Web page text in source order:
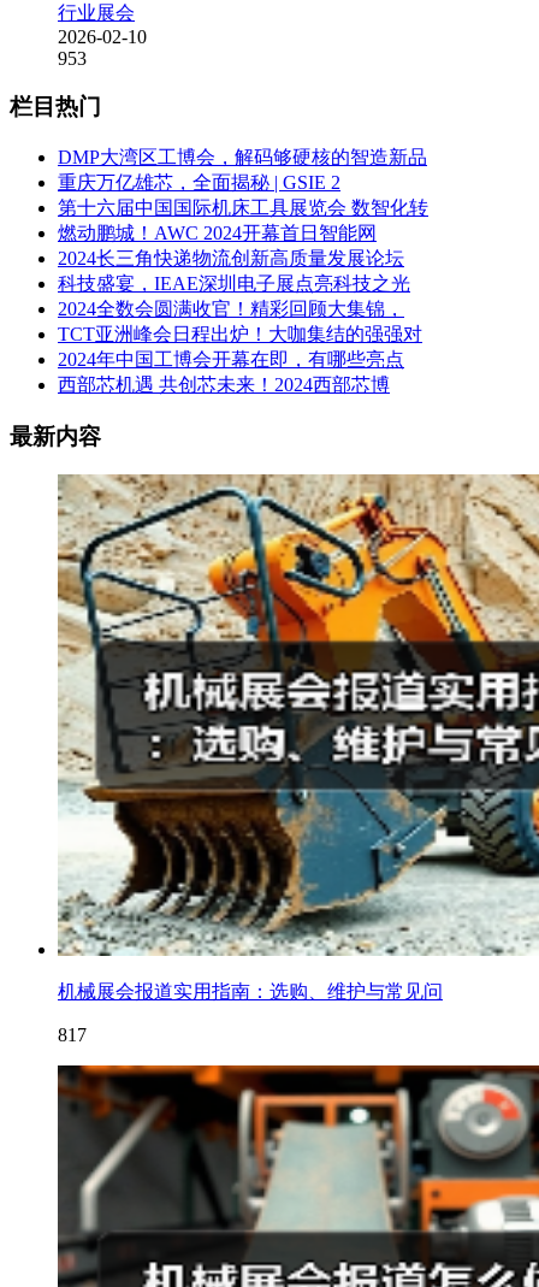
行业展会
2026-02-10
953
栏目热门
DMP大湾区工博会，解码够硬核的智造新品
重庆万亿雄芯，全面揭秘 | GSIE 2
第十六届中国国际机床工具展览会 数智化转
燃动鹏城！AWC 2024开幕首日智能网
2024长三角快递物流创新高质量发展论坛
科技盛宴，IEAE深圳电子展点亮科技之光
2024全数会圆满收官！精彩回顾大集锦，
TCT亚洲峰会日程出炉！大咖集结的强强对
2024年中国工博会开幕在即，有哪些亮点
西部芯机遇 共创芯未来！2024西部芯博
最新内容
机械展会报道实用指南：选购、维护与常见问
817